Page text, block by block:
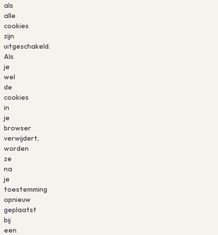
als
alle
cookies
zijn
uitgeschakeld.
Als
je
wel
de
cookies
in
je
browser
verwijdert,
worden
ze
na
je
toestemming
opnieuw
geplaatst
bij
een